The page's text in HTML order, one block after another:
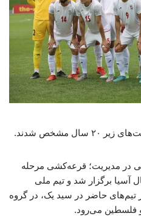
مشخص شدند.
در مدیریت؛ قرعه‌کشی مرحله
جام ملت‌های زیر ۲۰ سال آسیا برگزار شد و تیم ملی
تیم‌های حاضر در سید یک، در گروه